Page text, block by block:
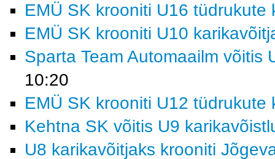
EMÜ SK krooniti U16 tüdrukute
EMÜ SK krooniti U10
Sparta Team Automaailm võitis
10:20
EMÜ SK krooniti U12 tüdrukute
Kehtna SK võitis U9
U8 karikavõitjaks krooniti